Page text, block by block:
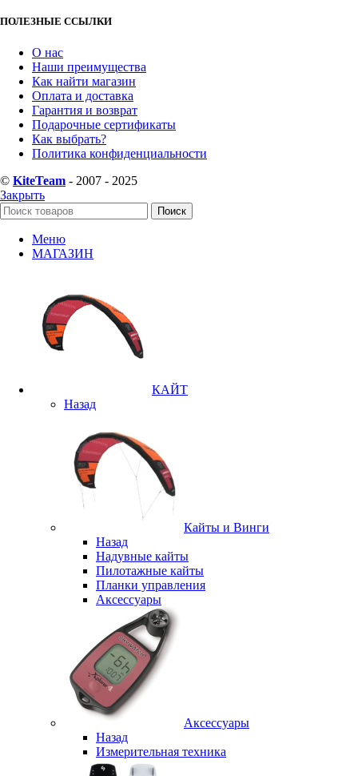
ПОЛЕЗНЫЕ ССЫЛКИ
О нас
Наши преимущества
Как найти магазин
Оплата и доставка
Гарантия и возврат
Подарочные сертификаты
Как выбрать?
Политика конфиденциальности
© KiteTeam - 2007 - 2025
Закрыть
Поиск
Меню
МАГАЗИН
КАЙТ
Назад
Кайты и Винги
Назад
Надувные кайты
Пилотажные кайты
Планки управления
Аксессуары
Аксессуары
Назад
Измерительная техника